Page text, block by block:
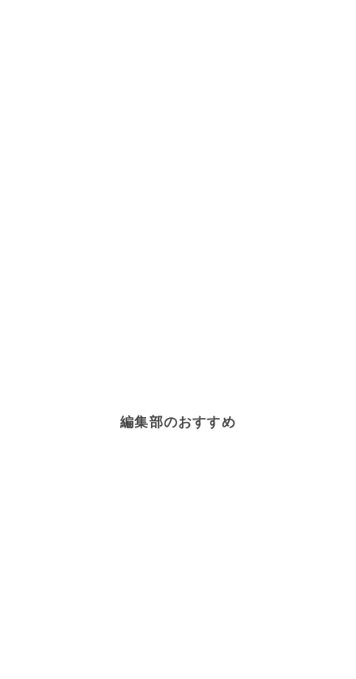
編集部のおすすめ